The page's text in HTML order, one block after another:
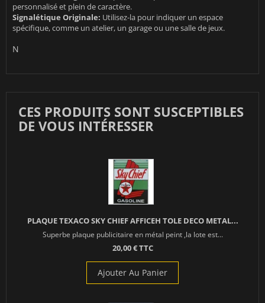
personnalisé et plein de caractère.
Signalétique Originale: Utilisez-la pour indiquer un espace
spécifique, comme un atelier, un garage ou une salle de jeux.
N
CES PRODUITS SONT SUSCEPTIBLES
DE VOUS INTÉRESSER
PLAQUE TEXACO SKY CHIEF AFFICEH TOLE DECO METAL...
Superbe plaque publicitaire en métal peint ,la lote est...
20,00 € TTC
Ajouter Au Panier